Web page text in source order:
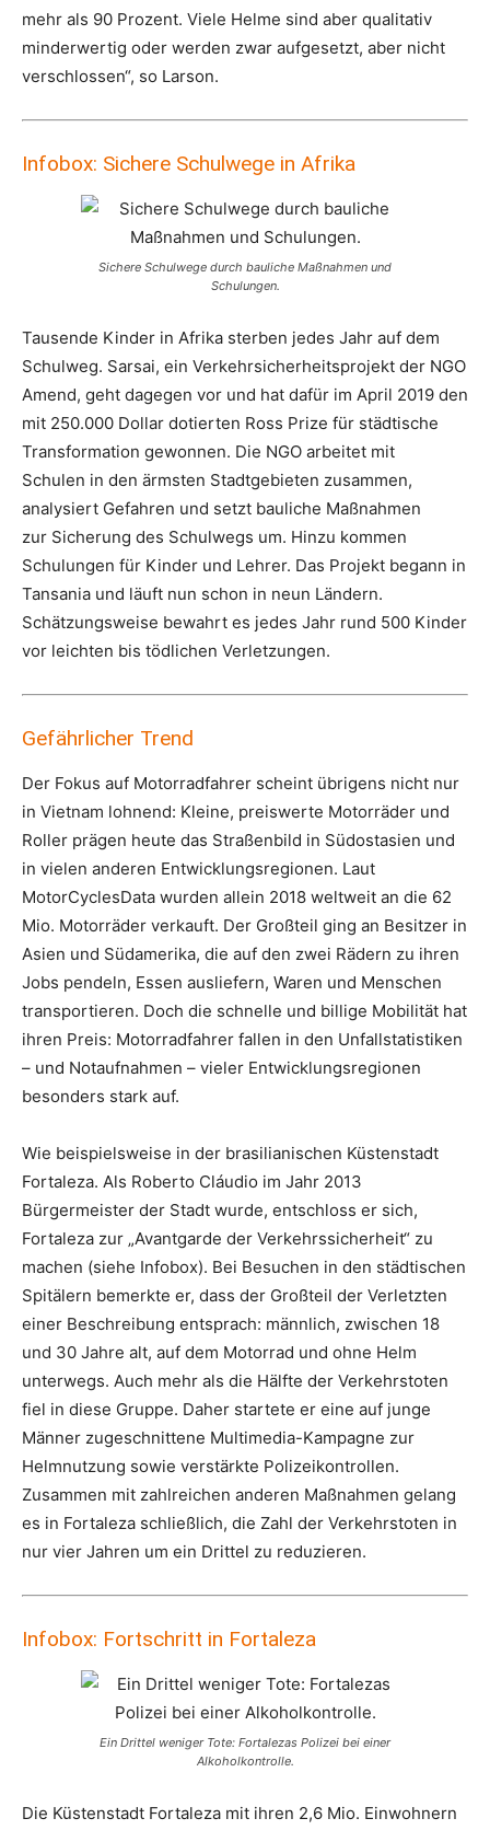
mehr als 90 Prozent. Viele Helme sind aber qualitativ
minderwertig oder werden zwar aufgesetzt, aber nicht
verschlossen“, so Larson.
Infobox: Sichere Schulwege in Afrika
Sichere Schulwege durch bauliche Maßnahmen und
Schulungen.
Tausende Kinder in Afrika sterben jedes Jahr auf dem
Schulweg. Sarsai, ein Verkehrsicherheitsprojekt der NGO
Amend, geht dagegen vor und hat dafür im April 2019 den
mit 250.000 Dollar dotierten Ross Prize für städtische
Transformation gewonnen. Die NGO arbeitet mit
Schulen in den ärmsten Stadtgebieten zusammen,
analysiert Gefahren und setzt bauliche Maßnahmen
zur Sicherung des Schulwegs um. Hinzu kommen
Schulungen für Kinder und Lehrer. Das Projekt begann in
Tansania und läuft nun schon in neun Ländern.
Schätzungsweise bewahrt es jedes Jahr rund 500 Kinder
vor leichten bis tödlichen Verletzungen.
Gefährlicher Trend
Der Fokus auf Motorradfahrer scheint übrigens nicht nur
in Vietnam lohnend: Kleine, preiswerte Motorräder und
Roller prägen heute das Straßenbild in Südostasien und
in vielen anderen Entwicklungsregionen. Laut
MotorCyclesData wurden allein 2018 weltweit an die 62
Mio. Motorräder verkauft. Der Großteil ging an Besitzer in
Asien und Südamerika, die auf den zwei Rädern zu ihren
Jobs pendeln, Essen ausliefern, Waren und Menschen
transportieren. Doch die schnelle und billige Mobilität hat
ihren Preis: Motorradfahrer fallen in den Unfallstatistiken
– und Notaufnahmen – vieler Entwicklungsregionen
besonders stark auf.
Wie beispielsweise in der brasilianischen Küstenstadt
Fortaleza. Als Roberto Cláudio im Jahr 2013
Bürgermeister der Stadt wurde, entschloss er sich,
Fortaleza zur „Avantgarde der Verkehrssicherheit“ zu
machen (siehe Infobox). Bei Besuchen in den städtischen
Spitälern bemerkte er, dass der Großteil der Verletzten
einer Beschreibung entsprach: männlich, zwischen 18
und 30 Jahre alt, auf dem Motorrad und ohne Helm
unterwegs. Auch mehr als die Hälfte der Verkehrstoten
fiel in diese Gruppe. Daher startete er eine auf junge
Männer zugeschnittene Multimedia-Kampagne zur
Helmnutzung sowie verstärkte Polizeikontrollen.
Zusammen mit zahlreichen anderen Maßnahmen gelang
es in Fortaleza schließlich, die Zahl der Verkehrstoten in
nur vier Jahren um ein Drittel zu reduzieren.
Infobox: Fortschritt in Fortaleza
Ein Drittel weniger Tote: Fortalezas Polizei bei einer
Alkoholkontrolle.
Die Küstenstadt Fortaleza mit ihren 2,6 Mio. Einwohnern